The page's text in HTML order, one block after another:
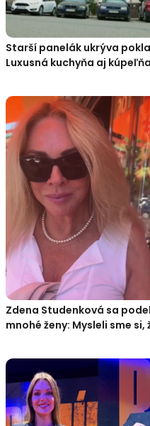
Starší panelák ukrýva
Luxusná kuchyňa aj
Zdena Studenková sa
mnohé ženy: Mysleli sme si,